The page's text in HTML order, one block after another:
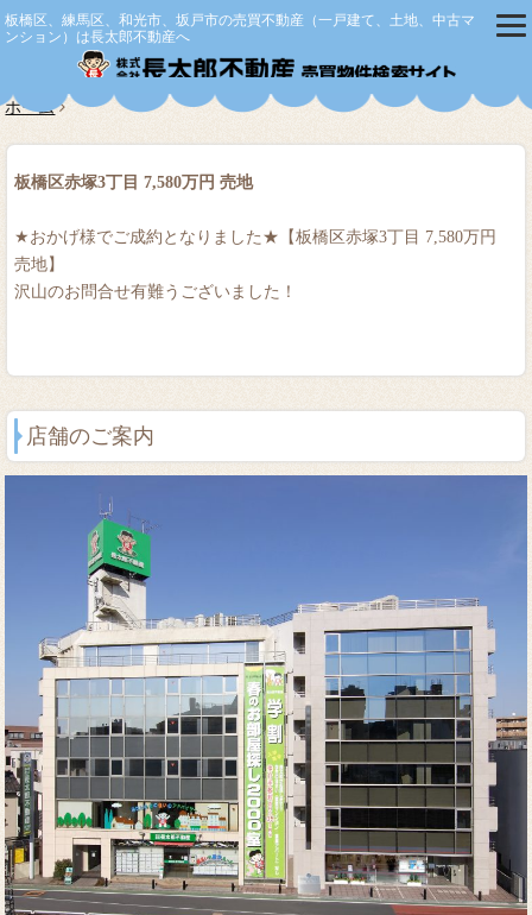
板橋区、練馬区、和光市、坂戸市の売買不動産（一戸建て、土地、中古マ
ンション）は長太郎不動産へ
ホーム
板橋区赤塚3丁目 7,580万円 売地
★おかげ様でご成約となりました★【板橋区赤塚3丁目 7,580万円
売地】
沢山のお問合せ有難うございました！
店舗のご案内